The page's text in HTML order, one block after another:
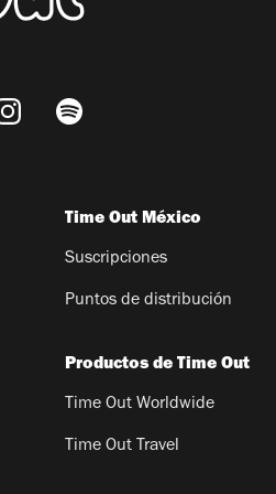
Time Out México
Suscripciones
Puntos de distribución
Productos de Time Out
Time Out Worldwide
Time Out Travel